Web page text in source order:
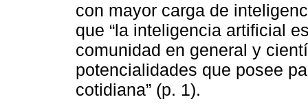
con mayor carga de
que “la inteligencia artificial
comunidad en general y
potencialidades que posee
cotidiana” (p. 1).